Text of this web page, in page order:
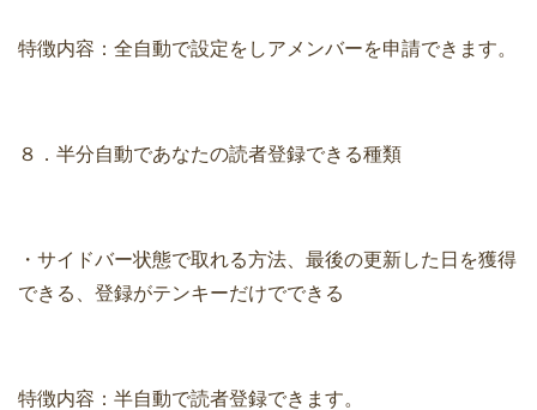
特徴内容：全自動で設定をしアメンバーを申請できます。
８．半分自動であなたの読者登録できる種類
・サイドバー状態で取れる方法、最後の更新した日を獲得
できる、登録がテンキーだけでできる
特徴内容：半自動で読者登録できます。